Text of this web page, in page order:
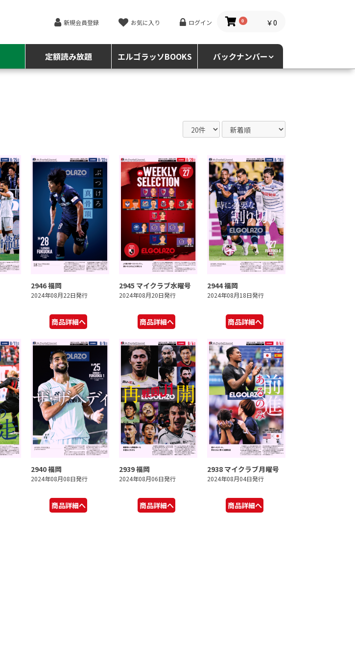
新規会員登録 お気に入り ログイン 0 ￥0
定額読み放題 エルゴラッソBOOKS バックナンバー
2946 福岡
2024年08月22日発行
商品詳細へ
2945 マイクラブ水曜号
2024年08月20日発行
商品詳細へ
2944 福岡
2024年08月18日発行
商品詳細へ
2940 福岡
2024年08月08日発行
商品詳細へ
2939 福岡
2024年08月06日発行
商品詳細へ
2938 マイクラブ月曜号
2024年08月04日発行
商品詳細へ